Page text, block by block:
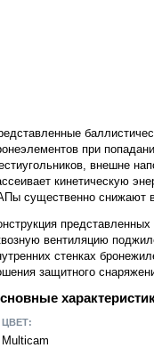
при
внешне
кинетическую
существенно снижают
вентиляцию
стенках
защитного
ЦВЕТ:
Multicam